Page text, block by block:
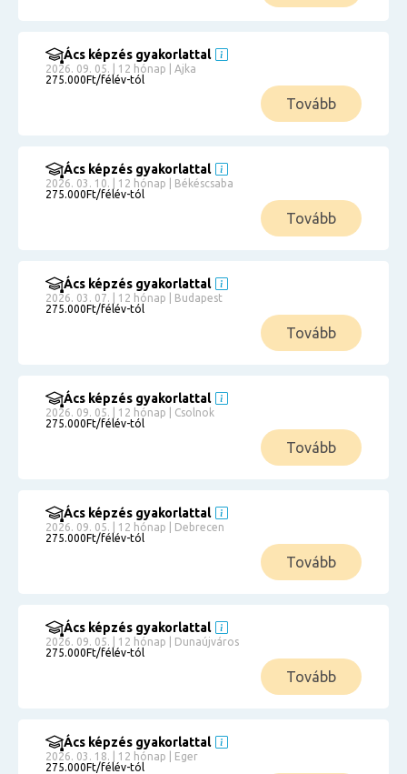
Ács képzés gyakorlattal
2026. 09. 05. | 12 hónap | Ajka
275.000Ft/félév-tól
Tovább
Ács képzés gyakorlattal
2026. 03. 10. | 12 hónap | Békéscsaba
275.000Ft/félév-tól
Tovább
Ács képzés gyakorlattal
2026. 03. 07. | 12 hónap | Budapest
275.000Ft/félév-tól
Tovább
Ács képzés gyakorlattal
2026. 09. 05. | 12 hónap | Csolnok
275.000Ft/félév-tól
Tovább
Ács képzés gyakorlattal
2026. 09. 05. | 12 hónap | Debrecen
275.000Ft/félév-tól
Tovább
Ács képzés gyakorlattal
2026. 09. 05. | 12 hónap | Dunaújváros
275.000Ft/félév-tól
Tovább
Ács képzés gyakorlattal
2026. 03. 18. | 12 hónap | Eger
275.000Ft/félév-tól